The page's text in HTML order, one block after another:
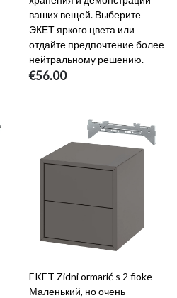
ваших вещей. Выберите
ЭКЕТ яркого цвета или
отдайте предпочтение более
нейтральному решению.
€56.00
EKET Zidni ormarić s 2 fioke
Маленький, но очень